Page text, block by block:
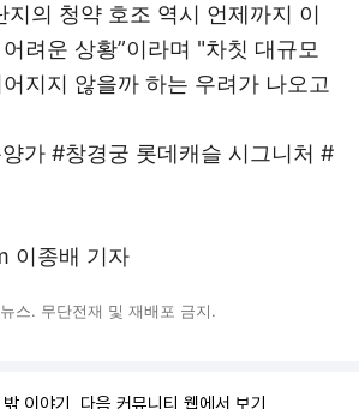
지의 청약 호조 역시 언제까지 이
려운 상황”이라며 "차칫 대규모
지지 않을까 하는 우려가 나오고
가 #창경궁 롯데캐슬 시그니처 #
이종배 기자
스. 무단전재 및 재배포 금지.
이야기, 다음 커뮤니티 웹에서 보기